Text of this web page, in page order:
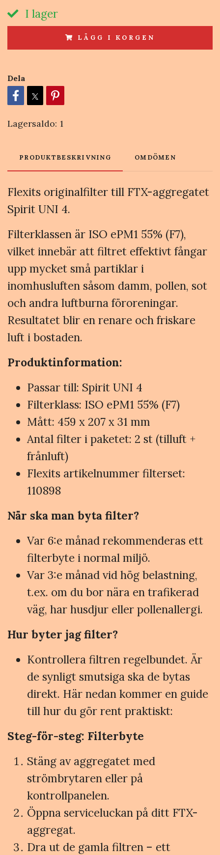
I lager
LÄGG I KORGEN
Dela
Lagersaldo: 1
PRODUKTBESKRIVNING OMDÖMEN
Flexits originalfilter till FTX-aggregatet
Spirit UNI 4.
Filterklassen är ISO ePM1 55% (F7),
vilket innebär att filtret effektivt fångar
upp mycket små partiklar i
inomhusluften såsom damm, pollen, sot
och andra luftburna föroreningar.
Resultatet blir en renare och friskare
luft i bostaden.
Produktinformation:
Passar till: Spirit UNI 4
Filterklass: ISO ePM1 55% (F7)
Mått: 459 x 207 x 31 mm
Antal filter i paketet: 2 st (tilluft +
frånluft)
Flexits artikelnummer filterset:
110898
När ska man byta filter?
Var 6:e månad rekommenderas ett
filterbyte i normal miljö.
Var 3:e månad vid hög belastning,
t.ex. om du bor nära en trafikerad
väg, har husdjur eller pollenallergi.
Hur byter jag filter?
Kontrollera filtren regelbundet. Är
de synligt smutsiga ska de bytas
direkt. Här nedan kommer en guide
till hur du gör rent praktiskt:
Steg-för-steg: Filterbyte
Stäng av aggregatet med
strömbrytaren eller på
kontrollpanelen.
Öppna serviceluckan på ditt FTX-
aggregat.
Dra ut de gamla filtren – ett